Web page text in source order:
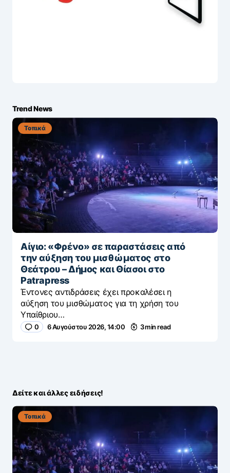
Trend News
Τοπικά
Αίγιο: «Φρένο» σε παραστάσεις από
την αύξηση του μισθώματος στο
Θεάτρου – Δήμος και Θίασοι στο
Patrapress
Έντονες αντιδράσεις έχει προκαλέσει η
αύξηση του μισθώματος για τη χρήση του
Υπαίθριου…
0 6 Αυγούστου 2026, 14:00 3 min read
Δείτε και άλλες ειδήσεις!
Τοπικά